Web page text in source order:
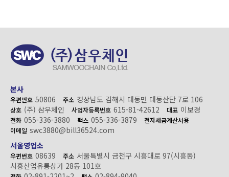
본사
우편번호 50806 주소 경상남도 김해시 대동면 대동산단 7로 106
상호 (주) 삼우체인 사업자등록번호 615-81-42612 대표 이보경
전화 055-336-3880 팩스 055-336-3879
전자세금계산서용
이메일 swc3880@bill36524.com
서울영업소
우편번호 08639 주소 서울특별시 금천구 시흥대로 97(시흥동)
시흥산업유통상가 28동 101호